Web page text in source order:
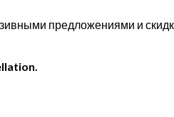
предложениями и